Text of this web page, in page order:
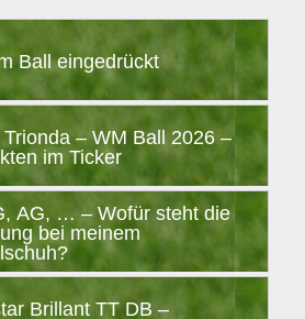
Ball eingedrückt
– WM Ball 2026 –
im Ticker
AG, … – Wofür steht die
bei meinem
Brillant TT DB –